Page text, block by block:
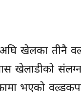
खेलका तीनै
खेलाडीको
भएको